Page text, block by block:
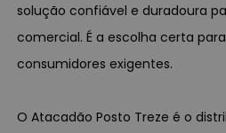
solução confiável e duradoura
comercial. É a escolha certa
consumidores exigentes.
O Atacadão Posto Treze é o